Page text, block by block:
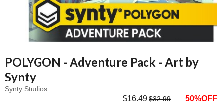
POLYGON - Adventure Pack - Art by
Synty
Synty Studios
$16.49 $32.99 50%OFF